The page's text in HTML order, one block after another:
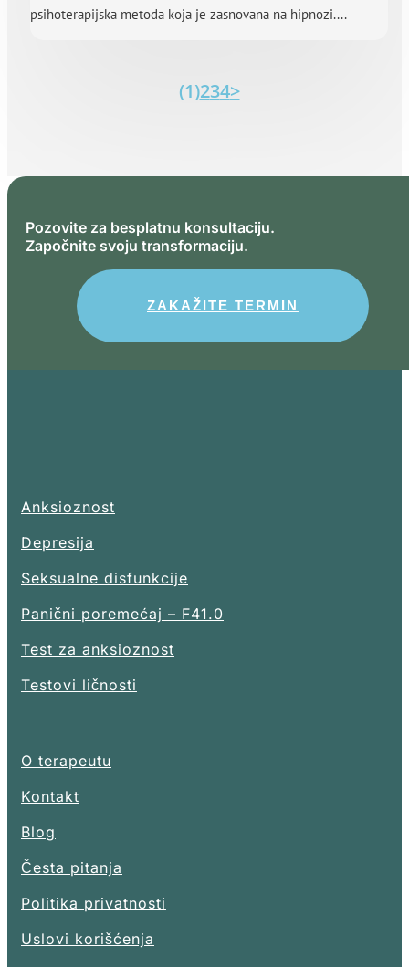
psihoterapijska metoda koja je zasnovana na hipnozi....
(1)234>
Pozovite za besplatnu konsultaciju.
Započnite svoju transformaciju.
ZAKAŽITE TERMIN
Anksioznost
Depresija
Seksualne disfunkcije
Panični poremećaj – F41.0
Test za anksioznost
Testovi ličnosti
O terapeutu
Kontakt
Blog
Česta pitanja
Politika privatnosti
Uslovi korišćenja